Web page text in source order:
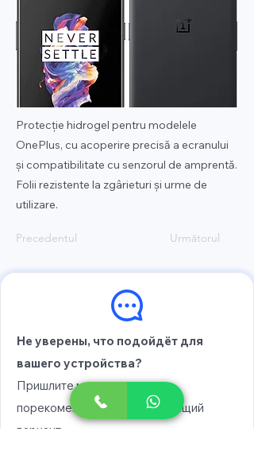
Protecție hidrogel pentru modelele
OnePlus, cu acoperire precisă a ecranului
și compatibilitate cu senzorul de amprentă.
Folii rezistente la zgârieturi și urme de
utilizare.
Precedentul Următorul
Не уверены, что подойдёт для
вашего устройства?
Пришлите модель, и мы
порекомендуем вам подходящий
вариант.